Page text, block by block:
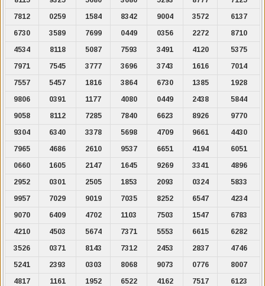
7812
0259 1584 8342 9004 3572
6137
6730
3589 7699 0449 0356 2272
8710
4534
8118 5087 7593 3491 4120
5375
7971
7545 3777 3696 3743 1616
7014
7557
5457 1816 3864 6730 1385
1928
9806
0391 1177 4080 0449 2438
5844
9058
8112 7285 7840 6623 8926
9770
9304
6340 3378 5698 4709 9661
4430
7965
4686 2610 9537 6651 4194
6051
0660
1605 2147 1645 9269 3341
4896
2952
0301 2505 1853 2093 0324
5833
9957
7029 9019 7035 8252 6547
4234
9070
6409 4702 1103 7503 1547
6783
4210
4503 5674 7371 5553 6615
6282
3526
0371 8143 7312 2453 2837
4746
5241
2393 0303 8068 9073 0776
8007
4817
1161 1952 6522 4162 7517
6123